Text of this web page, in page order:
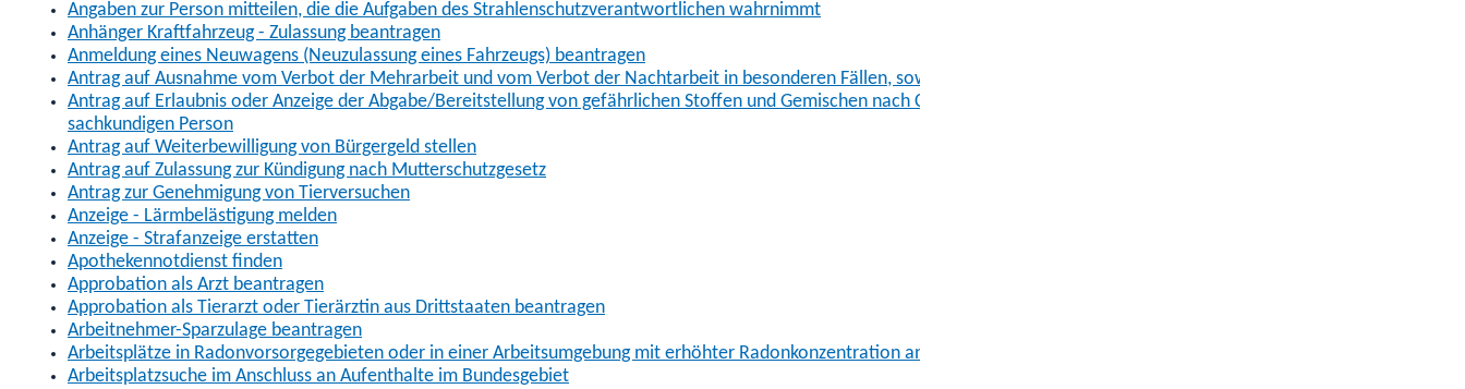
Angaben zur Person mitteilen, die die Aufgaben des Strahlenschutzverantwortlichen wahrnimmt
Anhänger Kraftfahrzeug - Zulassung beantragen
Anmeldung eines Neuwagens (Neuzulassung eines Fahrzeugs) beantragen
Antrag auf Ausnahme vom Verbot der Mehrarbeit und vom Verbot der Nachtarbeit in besonderen Fällen, sowie der Art der Arbeit und dem Arbeitstempo
Antrag auf Erlaubnis oder Anzeige der Abgabe/Bereitstellung von gefährlichen Stoffen und Gemischen nach ChemVerbotsV sowie Änderungsanzeigen bei Wechsel der
sachkundigen Person
Antrag auf Weiterbewilligung von Bürgergeld stellen
Antrag auf Zulassung zur Kündigung nach Mutterschutzgesetz
Antrag zur Genehmigung von Tierversuchen
Anzeige - Lärmbelästigung melden
Anzeige - Strafanzeige erstatten
Apothekennotdienst finden
Approbation als Arzt beantragen
Approbation als Tierarzt oder Tierärztin aus Drittstaaten beantragen
Arbeitnehmer-Sparzulage beantragen
Arbeitsplätze in Radonvorsorgegebieten oder in einer Arbeitsumgebung mit erhöhter Radonkonzentration anmelden
Arbeitsplatzsuche im Anschluss an Aufenthalte im Bundesgebiet